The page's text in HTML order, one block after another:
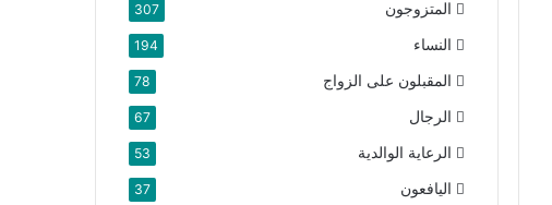
المتزوجون 307
النساء 194
المقبلون على الزواج 78
الرجال 67
الرعاية الوالدية 53
اليافعون 37